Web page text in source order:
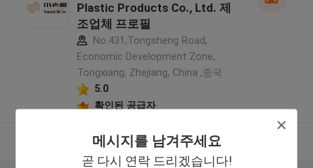
메시지를 남겨주세요
곧 다시 연락 드리겠습니다!
Plastic Products Co., Ltd. 제
조업체 프로필
No.431,Tongsheng Road,
Economic Development Zone,
Tongxiang, Zhejiang, China ,중국
5.0
확인된 공급자
더 많은 것을 전망하십시오